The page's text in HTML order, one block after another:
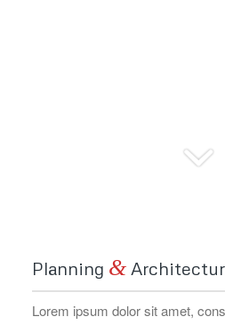
Planning &
Lorem ipsum dolor sit amet,